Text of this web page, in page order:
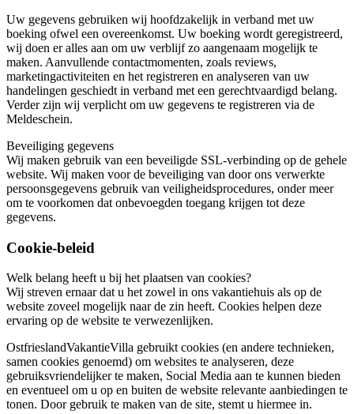
Uw gegevens gebruiken wij hoofdzakelijk in verband met uw
boeking ofwel een overeenkomst. Uw boeking wordt geregistreerd,
wij doen er alles aan om uw verblijf zo aangenaam mogelijk te
maken. Aanvullende contactmomenten, zoals reviews,
marketingactiviteiten en het registreren en analyseren van uw
handelingen geschiedt in verband met een gerechtvaardigd belang.
Verder zijn wij verplicht om uw gegevens te registreren via de
Meldeschein.
Beveiliging gegevens
Wij maken gebruik van een beveiligde SSL-verbinding op de gehele
website. Wij maken voor de beveiliging van door ons verwerkte
persoonsgegevens gebruik van veiligheidsprocedures, onder meer
om te voorkomen dat onbevoegden toegang krijgen tot deze
gegevens.
Cookie-beleid
Welk belang heeft u bij het plaatsen van cookies?
Wij streven ernaar dat u het zowel in ons vakantiehuis als op de
website zoveel mogelijk naar de zin heeft. Cookies helpen deze
ervaring op de website te verwezenlijken.
OstfrieslandVakantieVilla gebruikt cookies (en andere technieken,
samen cookies genoemd) om websites te analyseren, deze
gebruiksvriendelijker te maken, Social Media aan te kunnen bieden
en eventueel om u op en buiten de website relevante aanbiedingen te
tonen. Door gebruik te maken van de site, stemt u hiermee in.